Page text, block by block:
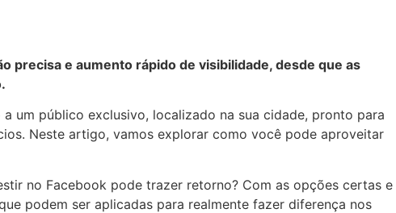
precisa e aumento rápido de visibilidade, desde que as
um público exclusivo, localizado na sua cidade, pronto para
Neste artigo, vamos explorar como você pode aproveitar
no Facebook pode trazer retorno? Com as opções certas e
podem ser aplicadas para realmente fazer diferença nos